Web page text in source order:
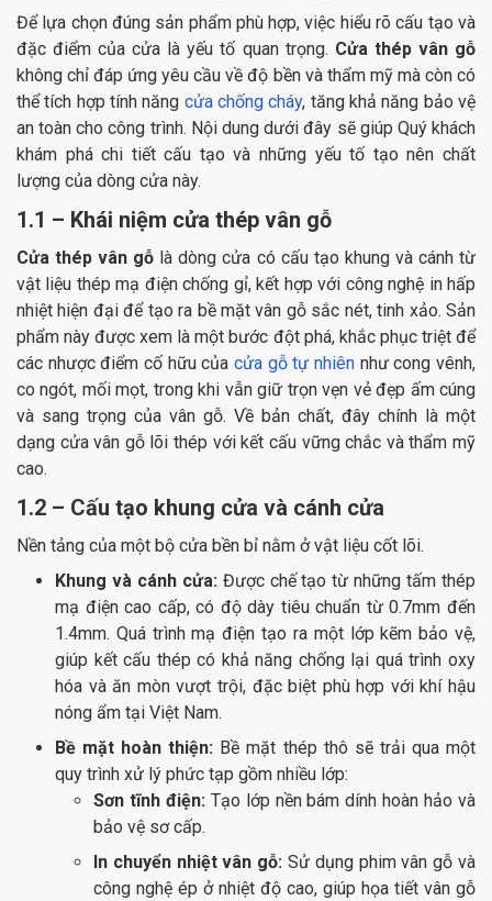
Để lựa chọn đúng sản phẩm phù hợp, việc hiểu rõ cấu tạo và
đặc điểm của cửa là yếu tố quan trọng. Cửa thép vân gỗ
không chỉ đáp ứng yêu cầu về độ bền và thẩm mỹ mà còn có
thể tích hợp tính năng cửa chống cháy, tăng khả năng bảo vệ
an toàn cho công trình. Nội dung dưới đây sẽ giúp Quý khách
khám phá chi tiết cấu tạo và những yếu tố tạo nên chất
lượng của dòng cửa này.
1.1 – Khái niệm cửa thép vân gỗ
Cửa thép vân gỗ là dòng cửa có cấu tạo khung và cánh từ
vật liệu thép mạ điện chống gỉ, kết hợp với công nghệ in hấp
nhiệt hiện đại để tạo ra bề mặt vân gỗ sắc nét, tinh xảo. Sản
phẩm này được xem là một bước đột phá, khắc phục triệt để
các nhược điểm cố hữu của cửa gỗ tự nhiên như cong vênh,
co ngót, mối mọt, trong khi vẫn giữ trọn vẹn vẻ đẹp ấm cúng
và sang trọng của vân gỗ. Về bản chất, đây chính là một
dạng cửa vân gỗ lõi thép với kết cấu vững chắc và thẩm mỹ
cao.
1.2 – Cấu tạo khung cửa và cánh cửa
Nền tảng của một bộ cửa bền bỉ nằm ở vật liệu cốt lõi.
Khung và cánh cửa: Được chế tạo từ những tấm thép
mạ điện cao cấp, có độ dày tiêu chuẩn từ 0.7mm đến
1.4mm. Quá trình mạ điện tạo ra một lớp kẽm bảo vệ,
giúp kết cấu thép có khả năng chống lại quá trình oxy
hóa và ăn mòn vượt trội, đặc biệt phù hợp với khí hậu
nóng ẩm tại Việt Nam.
Bề mặt hoàn thiện: Bề mặt thép thô sẽ trải qua một
quy trình xử lý phức tạp gồm nhiều lớp:
Sơn tĩnh điện:Tạo lớp nền bám dính hoàn hảo và
bảo vệ sơ cấp.
In chuyển nhiệt vân gỗ: Sử dụng phim vân gỗ và
công nghệ ép ở nhiệt độ cao, giúp họa tiết vân gỗ